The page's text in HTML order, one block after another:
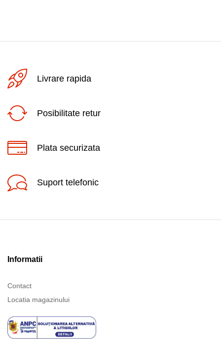
Livrare rapida
Posibilitate retur
Plata securizata
Suport telefonic
Informatii
Contact
Locatia magazinului